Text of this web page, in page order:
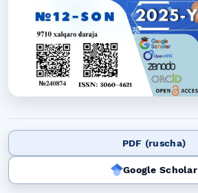
PDF (ruscha)
Google Scholar